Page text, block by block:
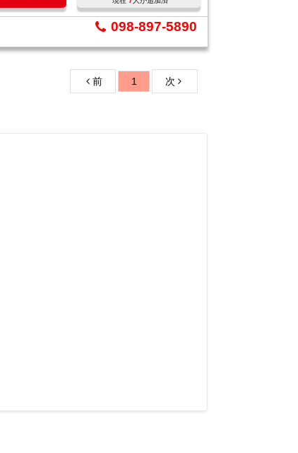
098-897-5890
前 1 次